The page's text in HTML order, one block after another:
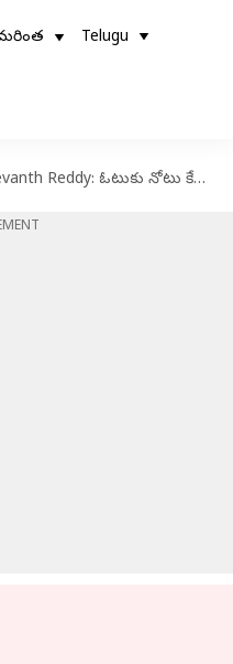
Telugu
Reddy: ఓటుకు నోటు కేసులో కోర్టు సీరియస్.. రేవంత్ రెడ్డి తప్పనిసరిగా హాజరు కావాల్సిందే!